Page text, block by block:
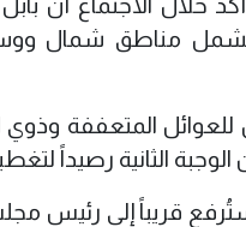
خلال الاجتماع أن
ستشمل مناطق شمال
المتعففة وذوي
الثانية رصيداً
ستُرفع قريباً إلى رئيس